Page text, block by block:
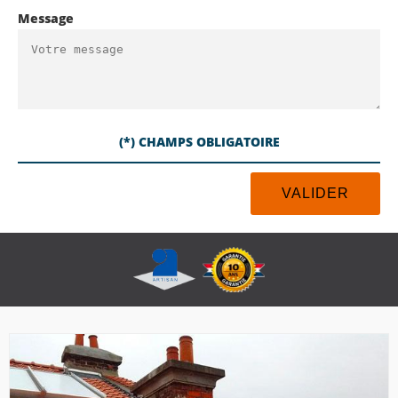
Message
(*) CHAMPS OBLIGATOIRE